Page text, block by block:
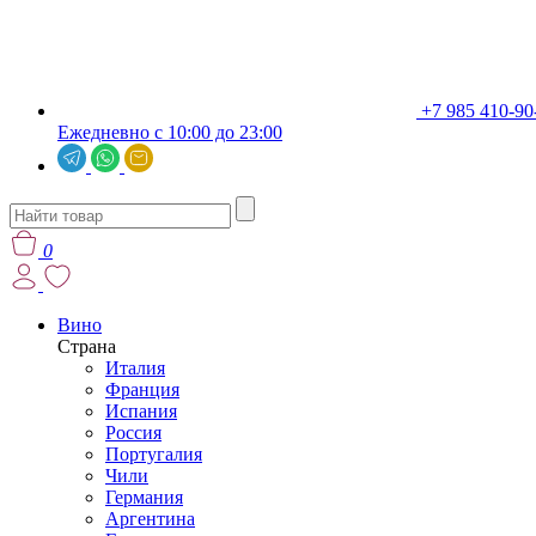
+7 985 410-
Ежедневно с 10:00 до 23:00
0
Вино
Страна
Италия
Франция
Испания
Россия
Португалия
Чили
Германия
Аргентина